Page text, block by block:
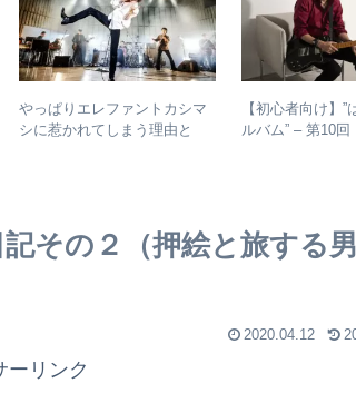
やっぱりエレファントカシマ
シに惹かれてしまう理由と
【初心者向け】
ルバム” – 第10
記その２（押絵と旅する
2020.04.12
ーリンク